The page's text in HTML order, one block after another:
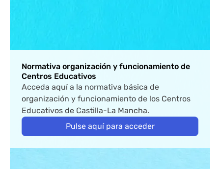
Normativa organización y funcionamiento de
Centros Educativos
Acceda aquí a la normativa básica de
organización y funcionamiento de los Centros
Educativos de Castilla-La Mancha.
Pulse aquí para acceder